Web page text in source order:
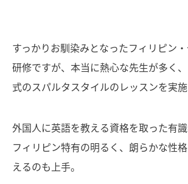
すっかりお馴染みとなったフィリピン
研修ですが、本当に熱心な先生が多く
式のスパルタスタイルのレッスンを実施
外国人に英語を教える資格を取った有
フィリピン特有の明るく、朗らかな性
えるのも上手。